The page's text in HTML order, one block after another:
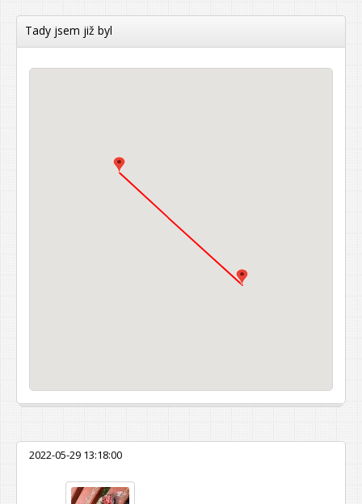
Tady jsem již byl
2022-05-29 13:18:00